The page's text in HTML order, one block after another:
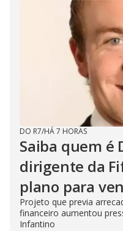
DO R7/HÁ 7 HORAS
Saiba quem é
dirigente da
plano para
Projeto que previa
financeiro aumentou
Infantino